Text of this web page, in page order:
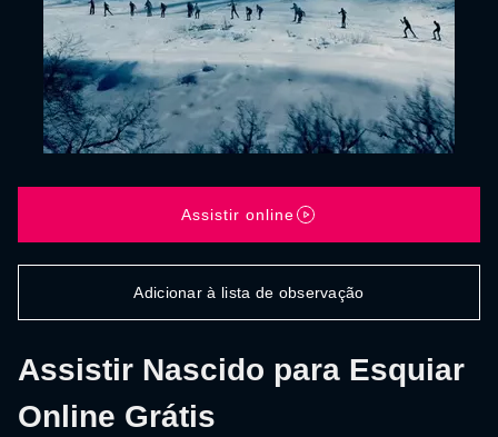
Assistir Nascido para Esquiar
Online Grátis
Assistir online
Adicionar à lista de observação